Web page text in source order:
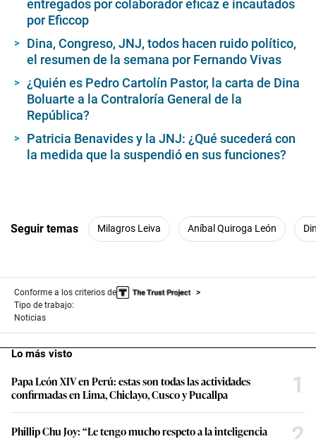
entregados por colaborador eficaz e incautados
por Eficcop
Dina, Congreso, JNJ, todos hacen ruido político,
el resumen de la semana por Fernando Vivas
¿Quién es Pedro Cartolín Pastor, la carta de Dina
Boluarte a la Contraloría General de la
República?
Patricia Benavides y la JNJ: ¿Qué sucederá con
la medida que la suspendió en sus funciones?
Seguir temas Milagros Leiva Aníbal Quiroga León
Conforme a los criterios de
Tipo de trabajo:
Noticias
Lo más visto
Papa León XIV en Perú: estas son todas las actividades
confirmadas en Lima, Chiclayo, Cusco y Pucallpa
1
Phillip Chu Joy: “Le tengo mucho respeto a la inteligencia